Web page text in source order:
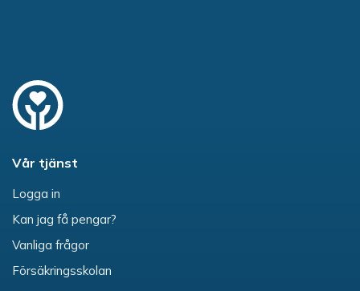
Vår tjänst
Logga in
Kan jag få pengar?
Vanliga frågor
Försäkringsskolan